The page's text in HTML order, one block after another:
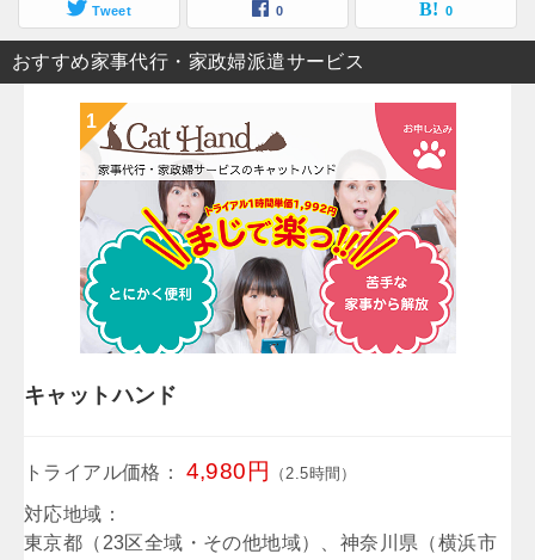
Tweet 0 0
おすすめ家事代行・家政婦派遣サービス
キャットハンド
トライアル価格： 4,980円 （2.5時間）
対応地域：
東京都（23区全域・その他地域）、神奈川県（横浜市